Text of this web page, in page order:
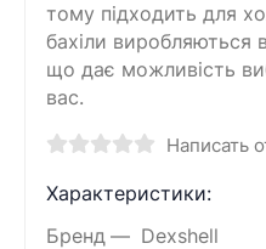
тому підходить для
бахіли виробляються
що дає можливість
вас.
Написать
Характеристики:
Бренд
Dexshell